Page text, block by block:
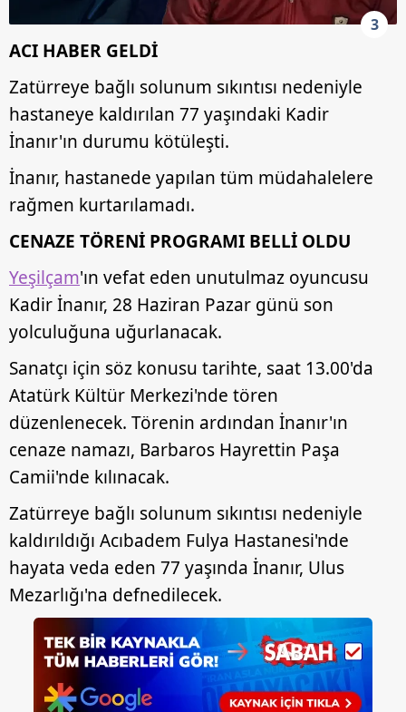
3
ACI HABER GELDİ
Zatürreye bağlı solunum sıkıntısı nedeniyle
hastaneye kaldırılan 77 yaşındaki Kadir
İnanır'ın durumu kötüleşti.
İnanır, hastanede yapılan tüm müdahalelere
rağmen kurtarılamadı.
CENAZE TÖRENİ PROGRAMI BELLİ OLDU
Yeşilçam'ın vefat eden unutulmaz oyuncusu
Kadir İnanır, 28 Haziran Pazar günü son
yolculuğuna uğurlanacak.
Sanatçı için söz konusu tarihte, saat 13.00'da
Atatürk Kültür Merkezi'nde tören
düzenlenecek. Törenin ardından İnanır'ın
cenaze namazı, Barbaros Hayrettin Paşa
Camii'nde kılınacak.
Zatürreye bağlı solunum sıkıntısı nedeniyle
kaldırıldığı Acıbadem Fulya Hastanesi'nde
hayata veda eden 77 yaşında İnanır, Ulus
Mezarlığı'na defnedilecek.